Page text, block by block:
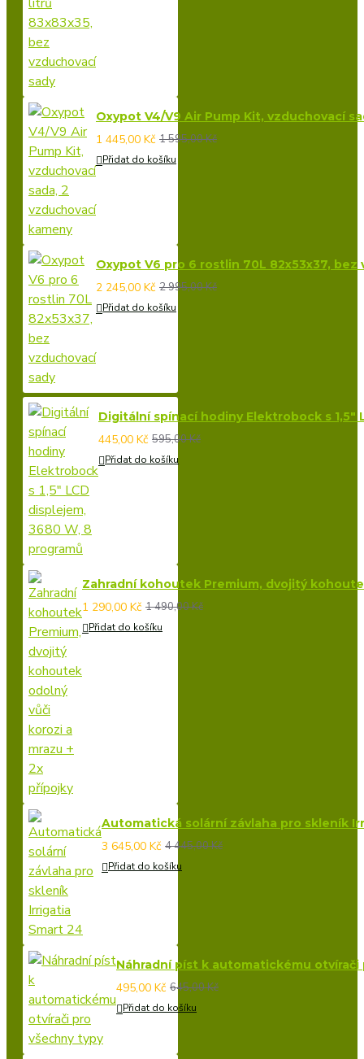
Oxypot V4/V9 Air Pump Kit, vzduchovací
1 445,00 Kč 1 595,00 Kč
Přidat do košíku
Oxypot V6 pro 6 rostlin 70L 82x53x37, bez
2 245,00 Kč 2 995,00 Kč
Přidat do košíku
Digitální spínací hodiny Elektrobock s 1,5"
445,00 Kč 595,00 Kč
Přidat do košíku
Zahradní kohoutek Premium, dvojitý
1 290,00 Kč 1 490,00 Kč
Přidat do košíku
Automatická solární závlaha pro skleník
3 645,00 Kč 4 445,00 Kč
Přidat do košíku
Náhradní píst k automatickému otvírači
495,00 Kč 645,00 Kč
Přidat do košíku